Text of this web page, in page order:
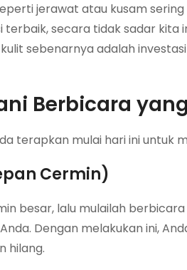
jerawat atau kusam
secara tidak sadar kita
sebenarnya adalah
Berbicara
terapkan mulai hari ini untuk
Cermin)
besar, lalu mulailah
Dengan melakukan ini,
hilang.